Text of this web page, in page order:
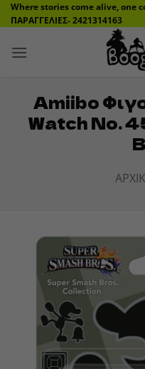
Μετάβαση
στο
Where stories come alive, one
ΠΑΡΑΓΓΕΛΙΕΣ- 2421314163
Amiibo
Watch No.